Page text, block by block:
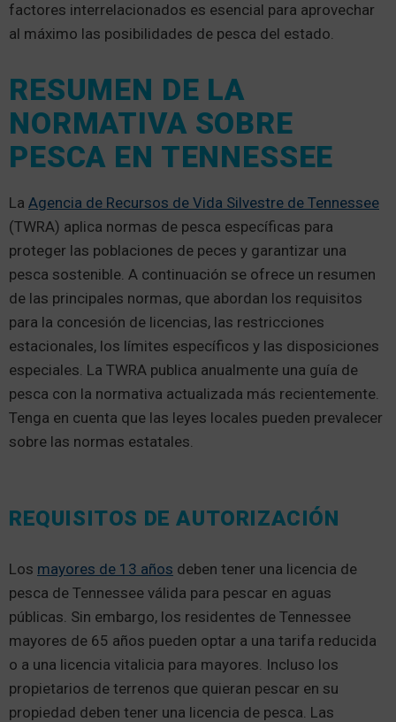
factores interrelacionados es esencial para aprovechar
al máximo las posibilidades de pesca del estado.
RESUMEN DE LA
NORMATIVA SOBRE
PESCA EN TENNESSEE
La Agencia de Recursos de Vida Silvestre de Tennessee
(TWRA) aplica normas de pesca específicas para
proteger las poblaciones de peces y garantizar una
pesca sostenible. A continuación se ofrece un resumen
de las principales normas, que abordan los requisitos
para la concesión de licencias, las restricciones
estacionales, los límites específicos y las disposiciones
especiales. La TWRA publica anualmente una guía de
pesca con la normativa actualizada más recientemente.
Tenga en cuenta que las leyes locales pueden prevalecer
sobre las normas estatales.
REQUISITOS DE AUTORIZACIÓN
Los mayores de 13 años deben tener una licencia de
pesca de Tennessee válida para pescar en aguas
públicas. Sin embargo, los residentes de Tennessee
mayores de 65 años pueden optar a una tarifa reducida
o a una licencia vitalicia para mayores. Incluso los
propietarios de terrenos que quieran pescar en su
propiedad deben tener una licencia de pesca. Las